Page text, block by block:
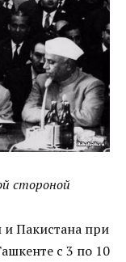
стороной
Пакистана при
с 3 по 10